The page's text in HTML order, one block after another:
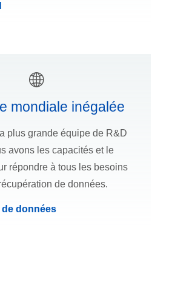
mondiale inégalée
plus grande équipe de R&D
avons les capacités et le
répondre à tous les besoins
de données.
données